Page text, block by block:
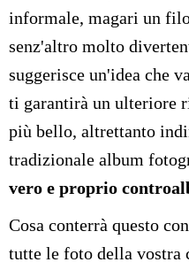
informale, magari un
senz'altro molto
suggerisce un'idea che
ti garantirà un ulteriore
più bello, altrettanto
tradizionale album
vero e proprio
Cosa conterrà questo
tutte le foto della vostra